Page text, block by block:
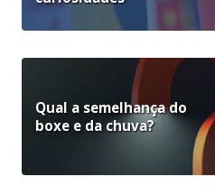
Qual a semelhança do
boxe e da chuva?